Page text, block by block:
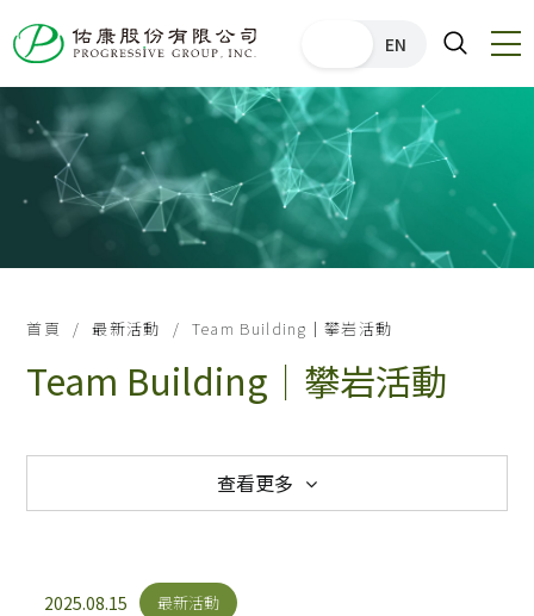
EN
首頁 最新活動 Team Building｜攀岩活動
Team Building｜攀岩活動
查看更多
2025.08.15 最新活動